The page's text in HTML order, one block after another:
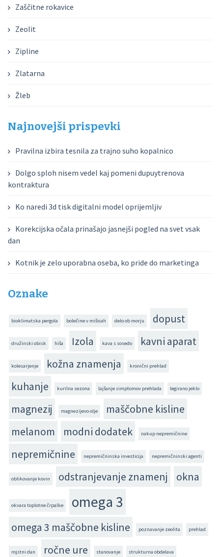
Zaščitne rokavice
Zeolit
Zipline
Zlatarna
Žleb
Najnovejši prispevki
Pravilna izbira tesnila za trajno suho kopalnico
Dolgo sploh nisem vedel kaj pomeni dupuytrenova
kontraktura
Ko naredi 3d tisk digitalni model oprijemljiv
Korekcijska očala prinašajo jasnejši pogled na svet vsak
dan
Kotnik je zelo uporabna oseba, ko pride do marketinga
Oznake
bioklimatska pergola bolečine v mišicah delo ob morju dopust
družinski obisk hiša Izola kava s sosedo kavni aparat
kolesarjenje kožna znamenja kronični prehlad
kuhanje kurilna sezona lajšanje simptomov prehlada legirano jeklo
magnezij magnezijevo olje
maščobne kisline
melanom
modni dodatek nakup nepremičnine
nepremičnine nepremičninska investicija nepremičninski agenti
oblikovanje kovin odstranjevanje znamenj okna
okvara toplotne črpalke omega 3
omega 3 maščobne kisline poznavanje zeolita prehlad
rojstni dan ročne ure stanovanje strukturna obdelava